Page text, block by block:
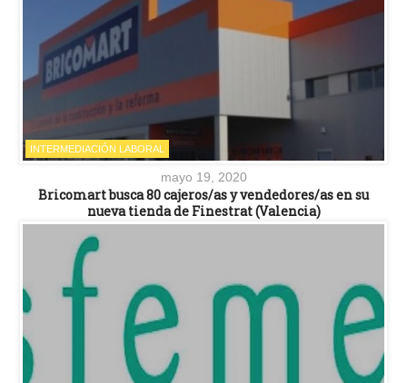
INTERMEDIACIÓN LABORAL
mayo 19, 2020
Bricomart busca 80 cajeros/as y vendedores/as en su
nueva tienda de Finestrat (Valencia)